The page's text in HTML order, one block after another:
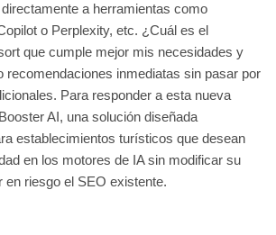
a herramientas como
o Perplexity, etc. ¿Cuál es el
que cumple mejor mis necesidades y
recomendaciones inmediatas sin pasar por
Para responder a esta nueva
AI, una solución diseñada
establecimientos turísticos que desean
en los motores de IA sin modificar su
en riesgo el SEO existente.